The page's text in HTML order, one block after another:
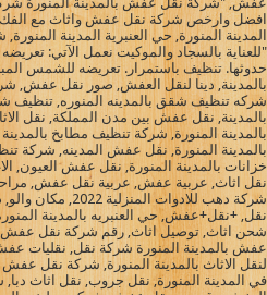
افضل وارخص شركة نقل عفش واثاث مع الفك
المدينة المنورة, حي العنبرية المدينة
"للعناية بالسجاد والموكيت نعمل الآتي: تعريضه
حدوثها. تنظيف باستمرار. تعريضه للشمس
بالمدينة, دينا لنقل العفش, صور نقل عفش,
شركه تنظيف شقق بالمدينه المنوره, تنظيف
بالمدينة, نقل عفش بين مدن المملكة, نقل
بالمدينة المنورة, شركة تنظيف مطابخ
بالمدينة المنورة, نقل عفش المدينه, شركة
خزانات بالمدينة المنورة, نقل عفش العيون,
نقل اثاث, عربية عفش, عربية نقل عفش,
شركة دهب للادوات
نقل, +نقل+عفش, حي العنبريه بالمدينة
شحن اثاث, توصيل اثاث, رقم شركة نقل
عفش بالمدينة المنورة شركة نقل, نقليات
لنقل الاثاث بالمدينة المنورة, شركة نقل
في المدينة المنورة, نقل جروب, نقل اثاث